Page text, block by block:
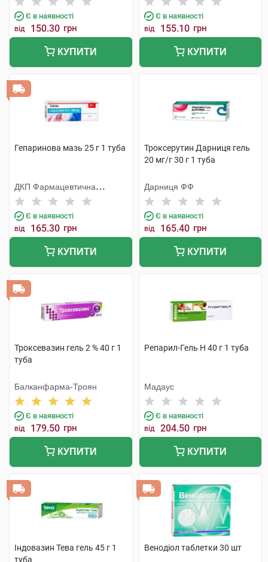
Є в наявності
від 150.30 грн
КУПИТИ
Є в наявності
від 155.10 грн
КУПИТИ
Гепаринова мазь 25 г 1 туба
ДКП Фармацевтична
фабрика
Є в наявності
від 165.30 грн
КУПИТИ
Троксерутин Дарниця гель
20 мг/г 30 г 1 туба
Дарниця ФФ
Є в наявності
від 165.40 грн
КУПИТИ
Троксевазин гель 2 % 40 г 1
туба
Балканфарма-Троян
Є в наявності
від 179.50 грн
КУПИТИ
Репарил-Гель Н 40 г 1 туба
Мадаус
Є в наявності
від 204.50 грн
КУПИТИ
Індовазин Тева гель 45 г 1
туба
Венодіол таблетки 30 шт